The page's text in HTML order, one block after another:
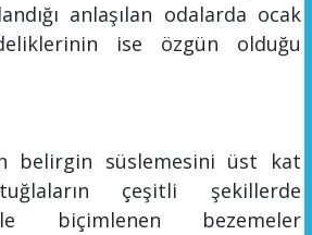
anlaşılan odalarda ocak
ise özgün olduğu
belirgin süslemesini üst kat
çeşitli şekillerde
biçimlenen bezemeler